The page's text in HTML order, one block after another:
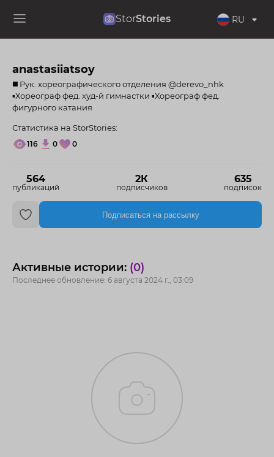
StorStories RU
anastasiiatsoy
564
публикаций
2К
подписчиков
635
подписок
◼️ Рук. хореографического отделения @derevo_nhk
▪️Хореограф фед. худ-й гимнастки ▪️Хореограф фед.
фигурного катания
Статистика на StorStories:
116 0 0
Подписаться на рассылку
Активные истории: (0)
Последнее обновление: 6 августа 2024 г., 03:09